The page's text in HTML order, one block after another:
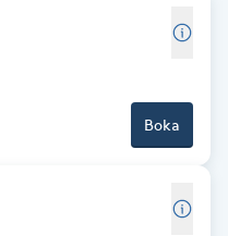
Boka